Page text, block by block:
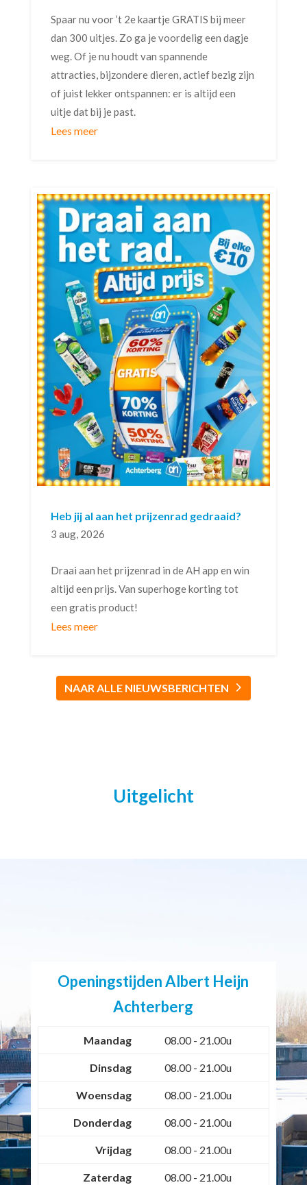
Spaar nu voor ’t 2e kaartje GRATIS bij meer
dan 300 uitjes. Zo ga je voordelig een dagje
weg. Of je nu houdt van spannende
attracties, bijzondere dieren, actief bezig zijn
of juist lekker ontspannen: er is altijd een
uitje dat bij je past.
Lees meer
Heb jij al aan het prijzenrad gedraaid?
3 aug, 2026
Draai aan het prijzenrad in de AH app en win
altijd een prijs. Van superhoge korting tot
een gratis product!
Lees meer
NAAR ALLE NIEUWSBERICHTEN
Uitgelicht
Openingstijden Albert Heijn
Achterberg
Maandag 08.00 - 21.00u
Dinsdag 08.00 - 21.00u
Woensdag 08.00 - 21.00u
Donderdag 08.00 - 21.00u
Vrijdag 08.00 - 21.00u
Zaterdag 08.00 - 21.00u